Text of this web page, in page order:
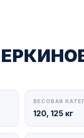
ВЕСОВАЯ
120, 125 кг